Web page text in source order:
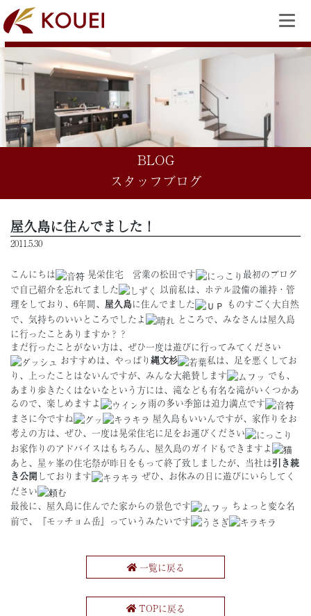
BLOG
スタッフブログ
屋久島に住んでました！
2011.5.30
こんにちは 晃栄住宅 営業の松田です
最初のブログ
で自己紹介を忘れてました
以前私は、ホテル設備の維持・管
理をしており、6年間、 屋久島に住んでました
ものすごく大自然
で、気持ちのいいところでしたよ
ところで、みなさんは屋久島
に行ったことありますか？？
まだ行ったことがない方は、ぜひ一度は遊びに行ってみてください
おすすめは、やっぱり 縄文杉
私は、足を悪くしてお
り、上ったことはないんですが、みんな大絶賛します
でも、
あまり歩きたくはないなという方には、滝なども有名な滝がいくつかあ
るので、楽しめますよ
雨の多い季節は迫力満点です
まさに今ですね
屋久島もいいんですが、家作りをお
考えの方は、ぜひ、一度は晃栄住宅に足をお運びください
お家作りのアドバイスはもちろん、屋久島のガイドもできますよ
あと、星ヶ峯の住宅祭が昨日をもって終了致しましたが、当社は引き続
き公開 しております
ぜひ、お休みの日に遊びにいらしてく
ださい
最後に、屋久島に住んでた家からの景色です
ちょっと変な名
前で、『モッチョム岳』っていうみたいです
一覧に戻る
TOPに戻る